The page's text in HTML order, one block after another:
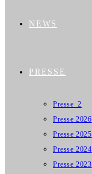
NEWS
PRESSE
Presse_2
Presse 2026
Presse 2025
Presse 2024
Presse 2023